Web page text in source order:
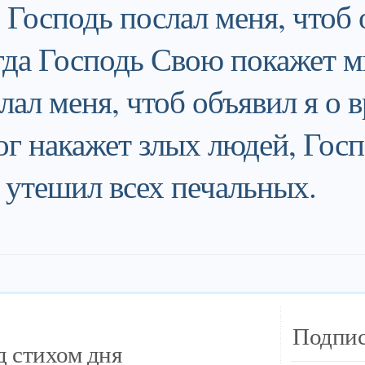
послал меня, чтоб
Господь Свою покажет
меня, чтоб объявил я о
накажет злых людей,
всех печальных.
стихом дня